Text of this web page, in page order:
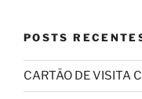
POSTS
CARTÃO DE VISITA